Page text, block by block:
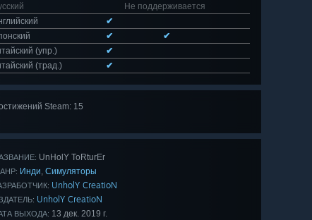
Не поддерживается
✔
✔
✔
(упр.)
✔
(трад.)
✔
Steam: 15
UnHolY ToRturEr
Инди, Симуляторы
UnholY CreatioN
UnholY CreatioN
ВЫХОДА: 13 дек. 2019 г.